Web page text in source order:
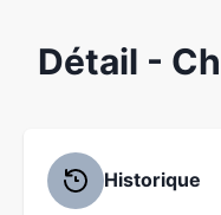
Détail -
Historique